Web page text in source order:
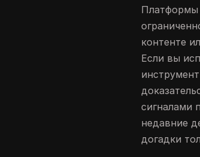
Платформы
контенте
Если вы
сигналами
недавние
догадки